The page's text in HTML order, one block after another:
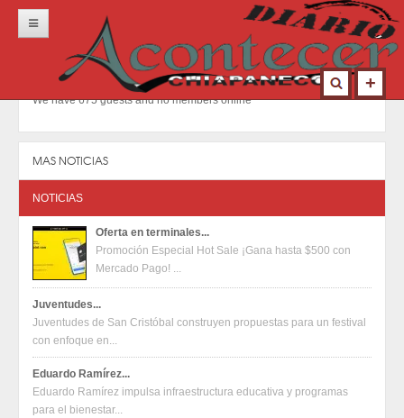
Portada
Locales
Municipios
Nacional
Deportes
Contacto
We have 675 guests and no members online
MAS NOTICIAS
NOTICIAS
Oferta en terminales...
Promoción Especial Hot Sale ¡Gana hasta $500 con
Mercado Pago! ...
Juventudes...
Juventudes de San Cristóbal construyen propuestas para un festival
con enfoque en...
Eduardo Ramírez...
Eduardo Ramírez impulsa infraestructura educativa y programas
para el bienestar...